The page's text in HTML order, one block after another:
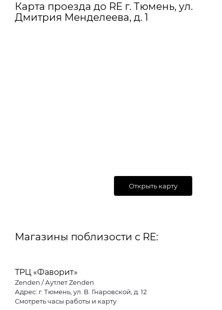
Карта проезда до RE г. Тюмень, ул.
Дмитрия Менделеева, д. 1
Открыть карту
Магазины поблизости с RE:
ТРЦ «Фаворит»
Zenden / Аутлет Zenden
Адрес: г. Тюмень, ул. В. Гнаровской, д. 12
Смотреть часы работы и карту